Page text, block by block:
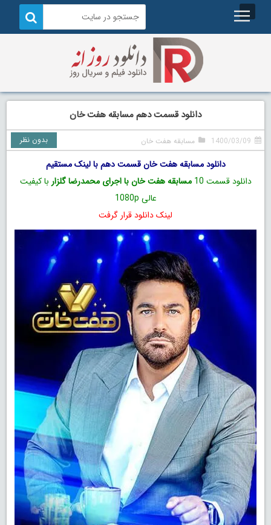
دانلود قسمت دهم مسابقه هفت خان
1400/03/09 مسابقه هفت خان بدون نظر
دانلود مسابقه هفت خان قسمت دهم با لینک مستقیم
دانلود قسمت 10
مسابقه هفت خان با اجرای محمدرضا گلزار با کیفیت
عالی 1080p
لینک دانلود قرار گرفت